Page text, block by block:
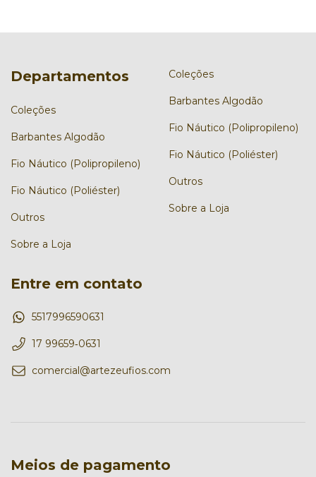
Departamentos
Coleções
Barbantes Algodão
Fio Náutico (Polipropileno)
Fio Náutico (Poliéster)
Outros
Sobre a Loja
Coleções
Barbantes Algodão
Fio Náutico (Polipropileno)
Fio Náutico (Poliéster)
Outros
Sobre a Loja
Entre em contato
5517996590631
17 99659‑0631‬
comercial@artezeufios.com
Meios de pagamento